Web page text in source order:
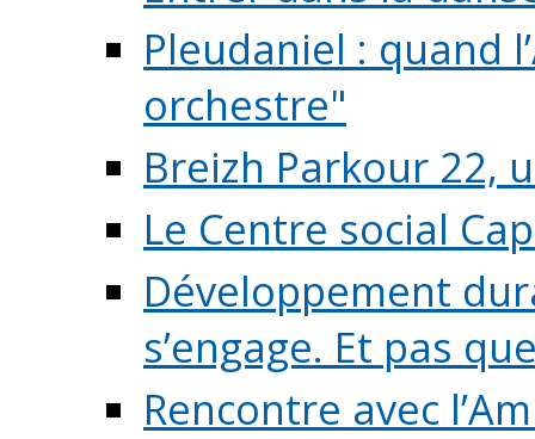
Pleudaniel : quand
orchestre"
Breizh Parkour 22,
Le Centre social
Développement
s’engage. Et pas
Rencontre avec